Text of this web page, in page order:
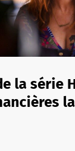
la série